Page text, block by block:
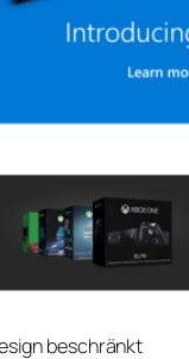
beschränkt